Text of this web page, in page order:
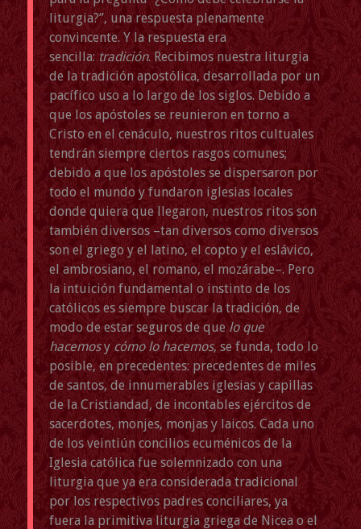
liturgia?”, una respuesta plenamente
convincente. Y la respuesta era
sencilla: tradición. Recibimos nuestra liturgia
de la tradición apostólica, desarrollada por un
pacífico uso a lo largo de los siglos. Debido a
que los apóstoles se reunieron en torno a
Cristo en el cenáculo, nuestros ritos cultuales
tendrán siempre ciertos rasgos comunes;
debido a que los apóstoles se dispersaron por
todo el mundo y fundaron iglesias locales
donde quiera que llegaron, nuestros ritos son
también diversos –tan diversos como diversos
son el griego y el latino, el copto y el eslávico,
el ambrosiano, el romano, el mozárabe–. Pero
la intuición fundamental o instinto de los
católicos es siempre buscar la tradición, de
modo de estar seguros de que lo que
hacemosy cómo lo hacemos, se funda, todo lo
posible, en precedentes: precedentes de miles
de santos, de innumerables iglesias y capillas
de la Cristiandad, de incontables ejércitos de
sacerdotes, monjes, monjas y laicos. Cada uno
de los veintiún concilios ecuménicos de la
Iglesia católica fue solemnizado con una
liturgia que ya era considerada tradicional
por los respectivos padres conciliares, ya
fuera la primitiva liturgia griega de Nicea o el